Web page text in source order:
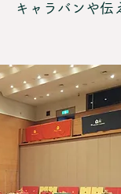
キャラバンや伝